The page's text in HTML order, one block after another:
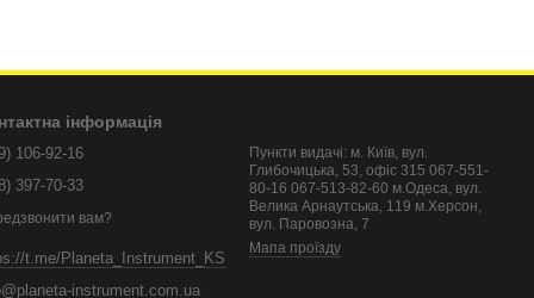
інформація
106-92-16
397-70-33
вам?
t.me/Planeta_Instrument_KS
instrument.com.ua
Пункти видачі: м. Київ, вул.
Глибочицька, 53, офіс 315 067-551-
80-16 067-513-82-60 м.Одеса, вул.
Велика Арнаутська, 119 м.Херсон,
вул. Паровозна, 7
Мапа проїзду